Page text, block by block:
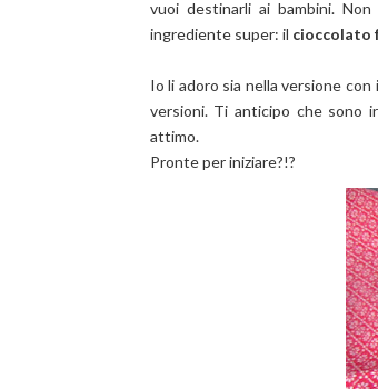
vuoi destinarli ai bambini.
ingrediente super: il cioccolato
Io li adoro sia nella versione
versioni. Ti anticipo che sono
attimo.
Pronte per iniziare?!?